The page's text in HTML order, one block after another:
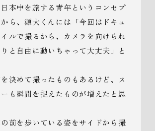
本中を旅する青年というコンセプ
ら、源大くんには「今回はドキュ
ルで撮るから、カメラを向けられ
と自由に動いちゃって大丈夫」と
決めて撮ったものもあるけど、ス
も瞬間を捉えたものが増えたと思
前を歩いている姿をサイドから撮